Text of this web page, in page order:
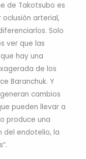
de Takotsubo es
arterial,
Solo
ver que las
hay una
de los
Baranchuk. Y
cambios
pueden llevar a
produce una
del endotelio, la